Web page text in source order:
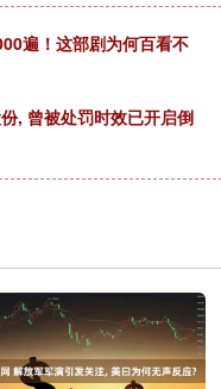
遍！这部剧为何百看不
, 曾被处罚时效已开启倒